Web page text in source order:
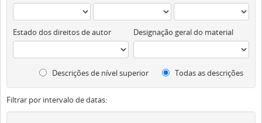
Estado dos direitos de autor Designação geral do material
Descrições de nível superior Todas as descrições
Filtrar por intervalo de datas: